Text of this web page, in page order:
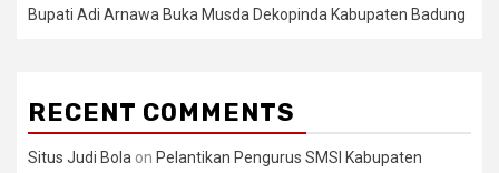
Bupati Adi Arnawa Buka Musda Dekopinda Kabupaten Badung
RECENT COMMENTS
Situs Judi Bola on Pelantikan Pengurus SMSI Kabupaten